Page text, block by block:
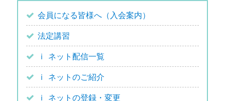
会員になる皆様へ（入会案内）
法定講習
ｉ ネット配信一覧
ｉ ネットのご紹介
ｉ ネットの登録・変更